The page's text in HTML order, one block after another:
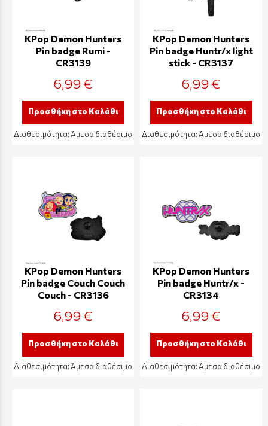
KPop Demon Hunters
Pin badge Rumi -
CR3139
6,99 €
Προσθήκη στο Καλάθι
Διαθεσιμότητα:Άμεσα διαθέσιμο
KPop Demon Hunters
Pin badge Huntr/x light
stick - CR3137
6,99 €
Προσθήκη στο Καλάθι
Διαθεσιμότητα:Άμεσα διαθέσιμο
KPop Demon Hunters
Pin badge Couch Couch
Couch - CR3136
6,99 €
Προσθήκη στο Καλάθι
Διαθεσιμότητα:Άμεσα διαθέσιμο
KPop Demon Hunters
Pin badge Huntr/x -
CR3134
6,99 €
Προσθήκη στο Καλάθι
Διαθεσιμότητα:Άμεσα διαθέσιμο